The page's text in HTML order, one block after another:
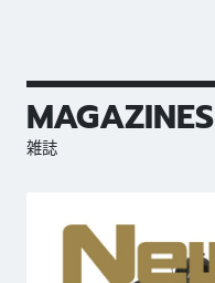
MAGAZINES
雑誌